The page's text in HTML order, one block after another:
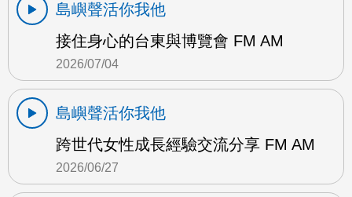
島嶼聲活你我他
接住身心的台東與博覽會 FM AM
2026/07/04
島嶼聲活你我他
跨世代女性成長經驗交流分享 FM AM
2026/06/27